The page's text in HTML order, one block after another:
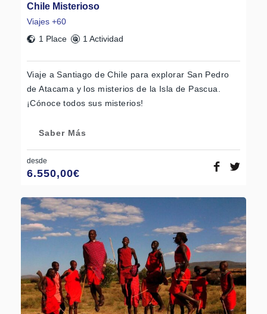
Chile Misterioso
Viajes +60
1 Place
1 Actividad
Viaje a Santiago de Chile para explorar San Pedro
de Atacama y los misterios de la Isla de Pascua.
¡Cónoce todos sus misterios!
Saber Más
desde
6.550,00€